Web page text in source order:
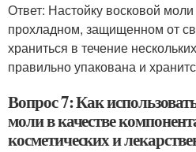
Ответ: Настойку восковой
прохладном, защищенном от
храниться в течение
правильно упакована и
Вопрос 7: Как
моли в качестве
косметических и